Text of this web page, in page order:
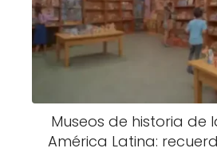
Museos de historia de
América Latina: